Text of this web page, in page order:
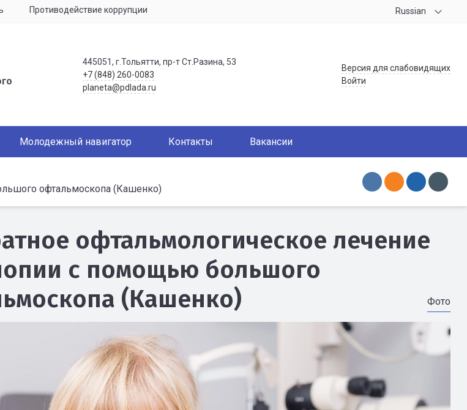
Противодействие коррупции Russian
445051, г.Тольятти, пр-т Ст.Разина, 53
+7 (848) 260-0083
planeta@pdlada.ru
Версия для слабовидящих
Войти
Молодежный навигатор Контакты Вакансии
офтальмоскопа (Кашенко)
офтальмологическое лечение
с помощью большого
(Кашенко)
Фото